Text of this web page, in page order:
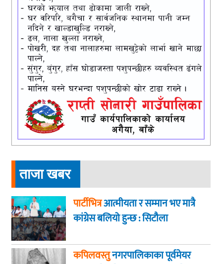
ताजा खबर
पार्टीभित्रआत्मीयता र सम्मान भए मात्रै
कांग्रेस बलियो हुन्छ : सिटौला
कपिलवस्तुनगरपालिकाका पूर्वमेयर